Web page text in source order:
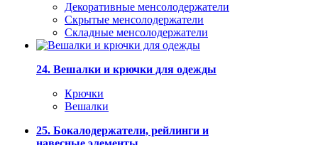
Декоративные менсолодержатели
Скрытые менсолодержатели
Складные менсолодержатели
24. Вешалки и крючки для одежды
Крючки
Вешалки
25. Бокалодержатели, рейлинги и